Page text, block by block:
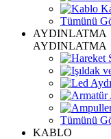
Tümünü
AYDINLATMA
AYDINLATMA
Tümünü
KABLO